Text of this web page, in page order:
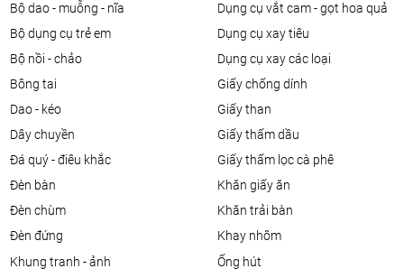
bộ dao - muỗng - nĩa
bộ dụng cụ trẻ em
bộ nồi - chảo
bông tai
dao - kéo
dây chuyền
đá quý - điêu khắc
đèn bàn
đèn chùm
đèn đứng
dụng cụ vắt cam - gọt hoa quả
dụng cụ xay tiêu
dụng cụ xay các loại
giấy chống dính
giấy than
giấy thấm dầu
giấy thấm lọc cà phê
khăn giấy ăn
khăn trải bàn
khay nhôm
khung tranh - ảnh
ống hút